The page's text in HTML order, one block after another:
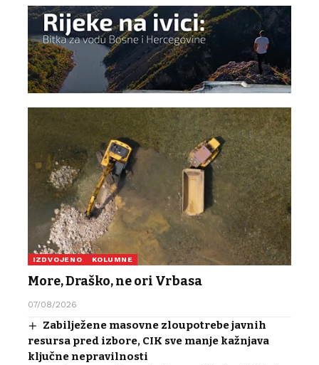
IZDVOJENO KOLUMNE
More, Draško, ne ori Vrbasa
07/08/2026
Zabilježene masovne zloupotrebe javnih
resursa pred izbore, CIK sve manje kažnjava
ključne nepravilnosti